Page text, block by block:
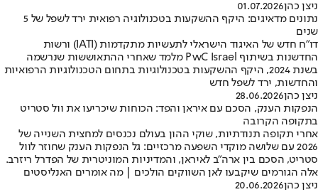
ניצן כהן01.07.2026
נתונים מדאיגים: היקף ההשקעות בטכנולוגיה רפואית ירד לשפל של 5
שנים
דו"ח חדש של האיגוד הישראלי לתעשיות מתקדמות (IATI) ורשות
החדשנות בשיתוף PwC Israel מלמד שאחרי ההתאוששות שנרשמה
בשנת 2024, היקף ההשקעות בטכנולוגיות בתחום הטכנולוגיות הרפואיות
והחדשות, ירד לשפל חדש
ניצן כהן28.06.2026
הנפקות הענק, הסכם עם איראן והפד: הכוחות שיכריעו את וול סטריט
בתקופה הקרובה
אחרי תקופה תנודתיות, שוקי ההון בעולם נכנסים למחצית השנייה של
2026 עם שלושה מוקדי השפעה מרכזיים: גל הנפקות הענק שחוזר לוול
סטריט, הסכם בין ארה”ב לאיראן, והמדיניות המוניטרית של הפדרל ריזרב.
אלה הגורמים שיקבעו לאן השווקים הולכים | מה אומרים האנליסטים
ניצן כהן20.06.2026